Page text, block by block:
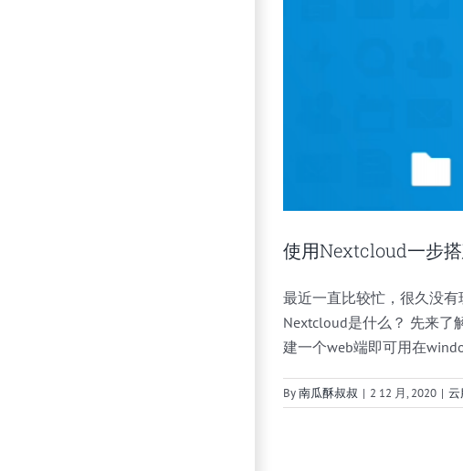
使用Nextcloud一步
最近一直比较忙，很久没有
Nextcloud是什么？ 先来了
建一个web端即可用在
By南瓜酥叔叔 | 2 12 月, 2020 | 云